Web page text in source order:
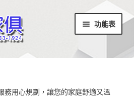
功能表
務用心規劃，讓您的家庭舒適又溫